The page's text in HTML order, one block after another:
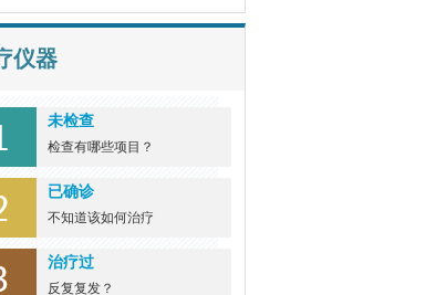
仪器
未检查
检查有哪些项目？
已确诊
不知道该如何治疗
治疗过
反复复发？